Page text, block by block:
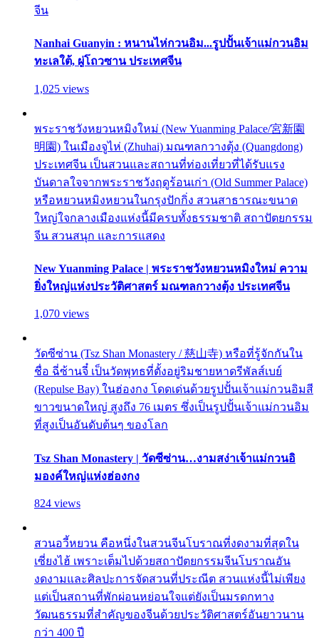
จีน
Nanhai Guanyin : หนานไห่กวนอิม...รูปปั้นเจ้าแม่กวนอิม
ทะเลใต้, ผู่โถวซาน ประเทศจีน
1,025 views
พระราชวังหยวนหมิงใหม่ (New Yuanming Palace/宮新園
明園) ในเมืองจูไห่ (Zhuhai) มณฑลกวางตุ้ง (Quangdong)
ประเทศจีน เป็นสวนและสถานที่ท่องเที่ยวที่ได้รับแรง
บันดาลใจจากพระราชวังฤดูร้อนเก่า (Old Summer Palace)
หรือหยวนหมิงหยวนในกรุงปักกิ่ง สวนสาธารณะขนาด
ใหญ่ใจกลางเมืองแห่งนี้มีครบทั้งธรรมชาติ สถาปัตยกรรม
จีน สวนสนุก และการแสดง
New Yuanming Palace | พระราชวังหยวนหมิงใหม่ ความ
ยิ่งใหญ่แห่งประวัติศาสตร์ มณฑลกวางตุ้ง ประเทศจีน
1,070 views
วัดซีซ่าน (Tsz Shan Monastery / 慈山寺) หรือที่รู้จักกันใน
ชื่อ ฉี่ซ้านจี๋ เป็นวัดพุทธที่ตั้งอยู่ริมชายหาดรีพัลส์เบย์
(Repulse Bay) ในฮ่องกง โดดเด่นด้วยรูปปั้นเจ้าแม่กวนอิมสี
ขาวขนาดใหญ่ สูงถึง 76 เมตร ซึ่งเป็นรูปปั้นเจ้าแม่กวนอิม
ที่สูงเป็นอันดับต้นๆ ของโลก
Tsz Shan Monastery | วัดซีซ่าน…งามสง่าเจ้าแม่กวนอิ
มองค์ใหญ่แห่งฮ่องกง
824 views
สวนอวี้หยวน คือหนึ่งในสวนจีนโบราณที่งดงามที่สุดใน
เซี่ยงไฮ้ เพราะเต็มไปด้วยสถาปัตยกรรมจีนโบราณอัน
งดงามและศิลปะการจัดสวนที่ประณีต สวนแห่งนี้ไม่เพียง
แต่เป็นสถานที่พักผ่อนหย่อนใจแต่ยังเป็นมรดกทาง
วัฒนธรรมที่สำคัญของจีนด้วยประวัติศาสตร์อันยาวนาน
กว่า 400 ปี